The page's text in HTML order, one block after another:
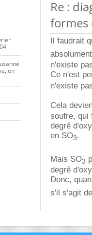
en
Re :
formes
Il faudrait
n'existe
Ce n'est
n'existe
Cela
soufre, qui
degré
en SO3.
Mais SO3
degré
Donc,
s'il s'agit